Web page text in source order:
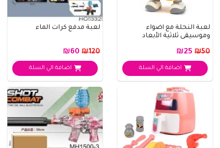
لعبة النحلة مع أضواء
وموسيقى ثلاثية الأبعاد
₪50
اضافة الي السلة
لعبة مدفع كرات الماء
₪120
اضافة الي السلة